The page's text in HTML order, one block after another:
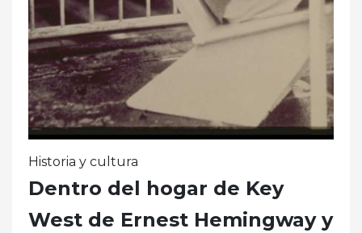
Historia y cultura
Dentro del hogar de Key
West de Ernest Hemingway y